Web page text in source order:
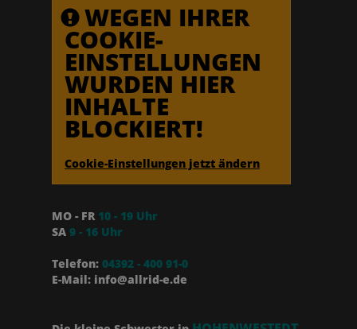
WEGEN IHRER
COOKIE-
EINSTELLUNGEN
WURDEN HIER
INHALTE
BLOCKIERT!
Cookie-Einstellungen jetzt ändern
MO - FR 10 - 19 Uhr
SA 9 - 16 Uhr
Telefon: 04392 - 400 91-0
E-Mail: info@allrid-e.de